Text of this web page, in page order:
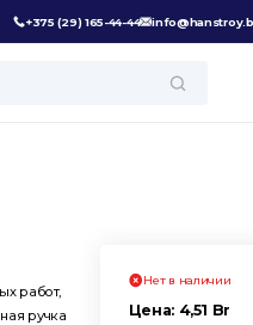
+375 (29) 165-44-44
работ,
ручка
Нет в наличии
Цена: 4,51 Br